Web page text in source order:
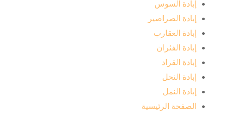
إبادة السوس
إبادة الصراصير
إبادة العقارب
إبادة الفئران
إبادة القراد
إبادة النحل
إبادة النمل
الصفحة الرئيسية